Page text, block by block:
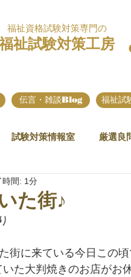
福祉資格試験対策専門の
祉試験対策工房
伝言・雑談Blog 福祉試
試験対策情報室 厳選良
た街♪
時間: 1分
街に来ている今日この
た大判焼きのお店がお